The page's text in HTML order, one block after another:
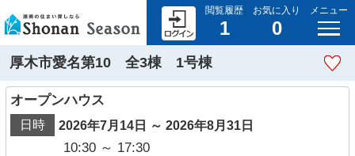
閲覧履歴
1
お気に入り
0
メニュー
厚木市愛名第10 全3棟 1号棟
オープンハウス
日時 2026年7月14日 ～ 2026年8月31日
10:30 ～ 17:30